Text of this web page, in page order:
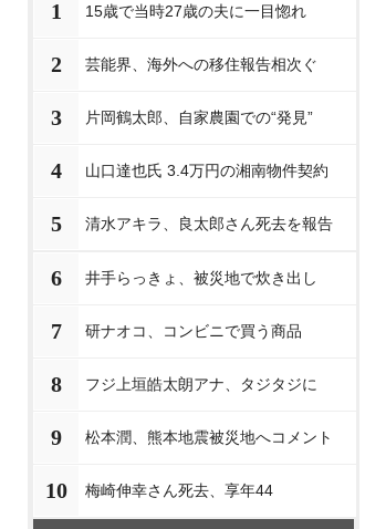
1 15歳で当時27歳の夫に一目惚れ
2 芸能界、海外への移住報告相次ぐ
3 片岡鶴太郎、自家農園での“発見”
4 山口達也氏 3.4万円の湘南物件契約
5 清水アキラ、良太郎さん死去を報告
6 井手らっきょ、被災地で炊き出し
7 研ナオコ、コンビニで買う商品
8 フジ上垣皓太朗アナ、タジタジに
9 松本潤、熊本地震被災地へコメント
10 梅崎伸幸さん死去、享年44